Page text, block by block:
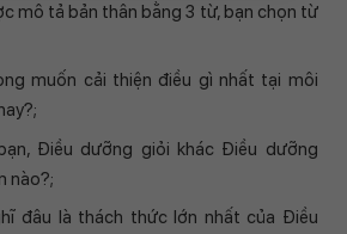
mô tả bản thân bằng 3 từ, bạn chọn từ
muốn cải thiện điều gì nhất tại môi
Điều dưỡng giỏi khác Điều dưỡng
nào?;
đâu là thách thức lớn nhất của Điều